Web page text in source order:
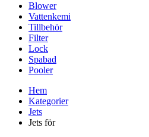
Blower
Vattenkemi
Tillbehör
Filter
Lock
Spabad
Pooler
Hem
Kategorier
Jets
Jets för